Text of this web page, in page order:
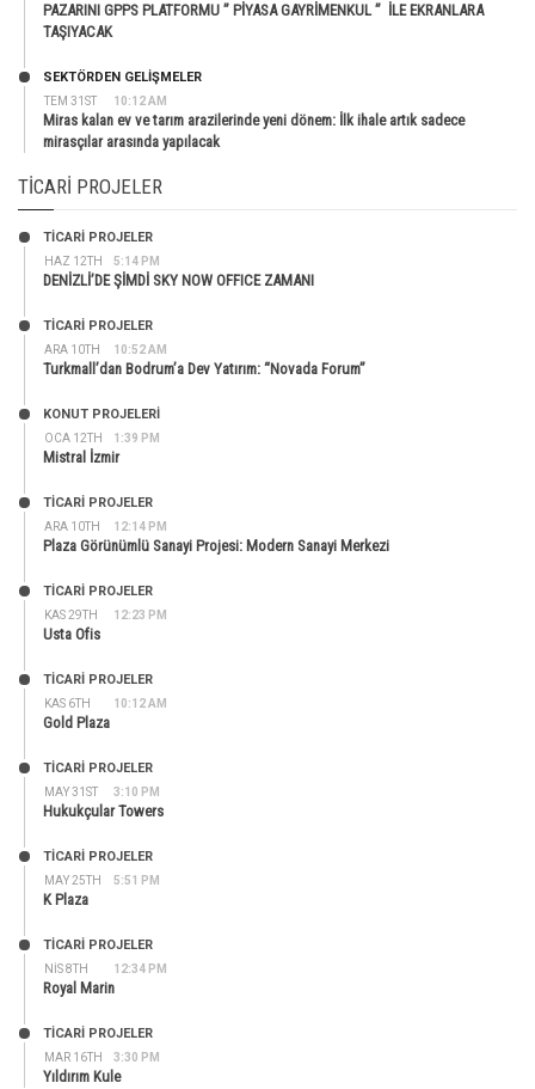
PAZARINI GPPS PLATFORMU ” PİYASA GAYRİMENKUL ” İLE EKRANLARA
TAŞIYACAK
TEM 31ST 10:12 AM
SEKTÖRDEN GELIŞMELER
Miras kalan ev ve tarım arazilerinde yeni dönem: İlk ihale artık sadece
mirasçılar arasında yapılacak
TICARI PROJELER
HAZ 12TH 5:14 PM
TİCARİ PROJELER
DENİZLİ’DE ŞİMDİ SKY NOW OFFICE ZAMANI
ARA 10TH 10:52 AM
TİCARİ PROJELER
Turkmall’dan Bodrum’a Dev Yatırım: “Novada Forum”
OCA 12TH 1:39 PM
KONUT PROJELERI
Mistral İzmir
ARA 10TH 12:14 PM
TİCARİ PROJELER
Plaza Görünümlü Sanayi Projesi: Modern Sanayi Merkezi
KAS 29TH 12:23 PM
TİCARİ PROJELER
Usta Ofis
KAS 6TH 10:12 AM
TİCARİ PROJELER
Gold Plaza
MAY 31ST 3:10 PM
TİCARİ PROJELER
Hukukçular Towers
MAY 25TH 5:51 PM
TİCARİ PROJELER
K Plaza
NIS 8TH 12:34 PM
TİCARİ PROJELER
Royal Marin
MAR 16TH 3:30 PM
TİCARİ PROJELER
Yıldırım Kule